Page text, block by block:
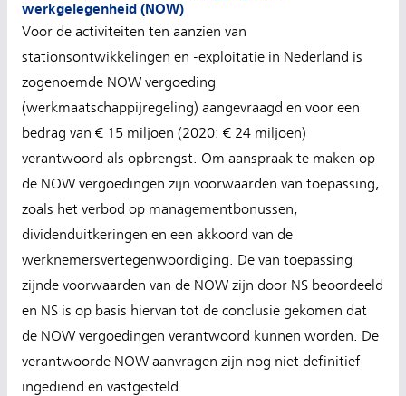
werkgelegenheid (NOW)
Voor de activiteiten ten aanzien van
stationsontwikkelingen en -exploitatie in Nederland is
zogenoemde NOW vergoeding
(werkmaatschappijregeling) aangevraagd en voor een
bedrag van € 15 miljoen (2020: € 24 miljoen)
verantwoord als opbrengst. Om aanspraak te maken op
de NOW vergoedingen zijn voorwaarden van toepassing,
zoals het verbod op managementbonussen,
dividenduitkeringen en een akkoord van de
werknemersvertegenwoordiging. De van toepassing
zijnde voorwaarden van de NOW zijn door NS beoordeeld
en NS is op basis hiervan tot de conclusie gekomen dat
de NOW vergoedingen verantwoord kunnen worden. De
verantwoorde NOW aanvragen zijn nog niet definitief
ingediend en vastgesteld.